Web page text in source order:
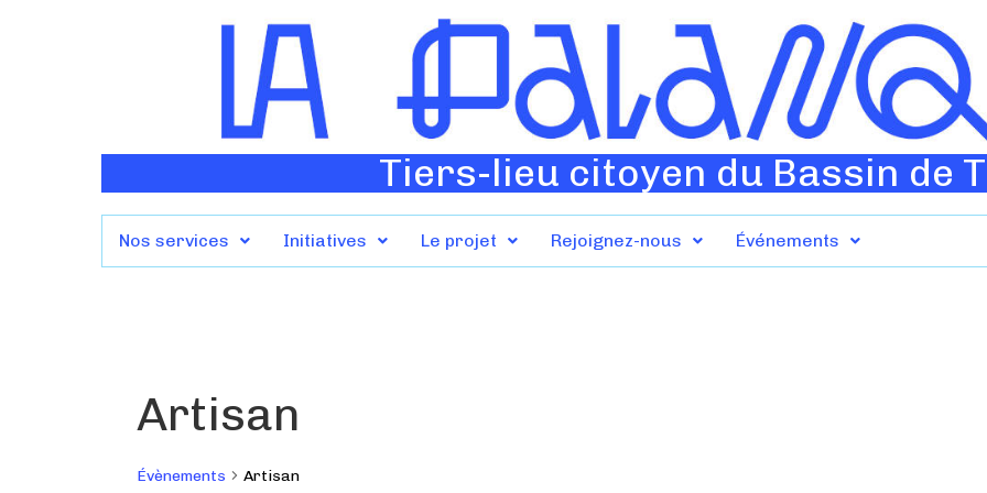
Tiers-lieu citoyen du Bassin de
Nos services Initiatives Le projet Rejoignez-nous Événements
Artisan
Évènements Artisan